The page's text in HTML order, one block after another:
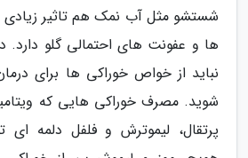
شستشو مثل آب نمک هم تاثیر زیادی
ها و عفونت های احتمالی گلو دارد.
نباید از خواص خوراکی ها برای
پرتقال، لیموترش و فلفل دلمه